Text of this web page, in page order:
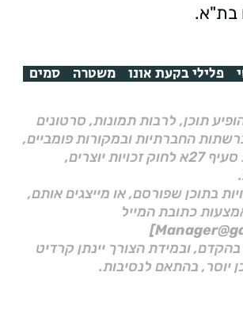
בת"א.
פלילי בקעת אונו משטרה סמים
תוכן, לרבות תמונות, סרטונים
החברתיות ובמקורות פומביים,
בהתאם להוראות סעיף 27א לחוק זכויות יוצרים,
בתוכן שפורסם, או מייצגים אותם,
כתובת המייל
ובמידת הצורך יינתן קרדיט
יוסר, בהתאם לנסיבות.